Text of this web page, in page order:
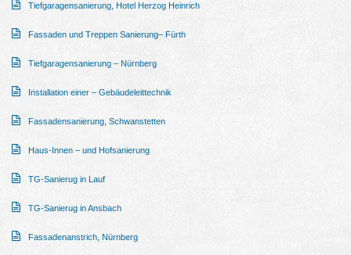
Tiefgaragensanierung, Hotel Herzog Heinrich
Fassaden und Treppen Sanierung– Fürth
Tiefgaragensanierung – Nürnberg
Installation einer – Gebäudeleittechnik
Fassadensanierung, Schwanstetten
Haus-Innen – und Hofsanierung
TG-Sanierug in Lauf
TG-Sanierug in Ansbach
Fassadenanstrich, Nürnberg